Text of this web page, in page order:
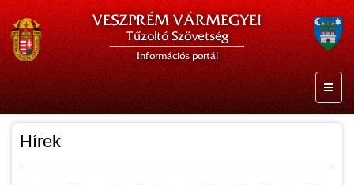
VESZPRÉM VÁRMEGYEI
Tűzoltó Szövetség
Információs portál
Hírek